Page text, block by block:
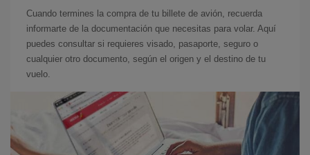
Cuando termines la compra de tu billete de avión, recuerda
informarte de la documentación que necesitas para volar. Aquí
puedes consultar si requieres visado, pasaporte, seguro o
cualquier otro documento, según el origen y el destino de tu
vuelo.